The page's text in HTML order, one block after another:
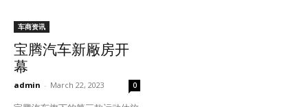
车商资讯
宝腾汽车新厰房开
幕
admin - March 22, 2023 0